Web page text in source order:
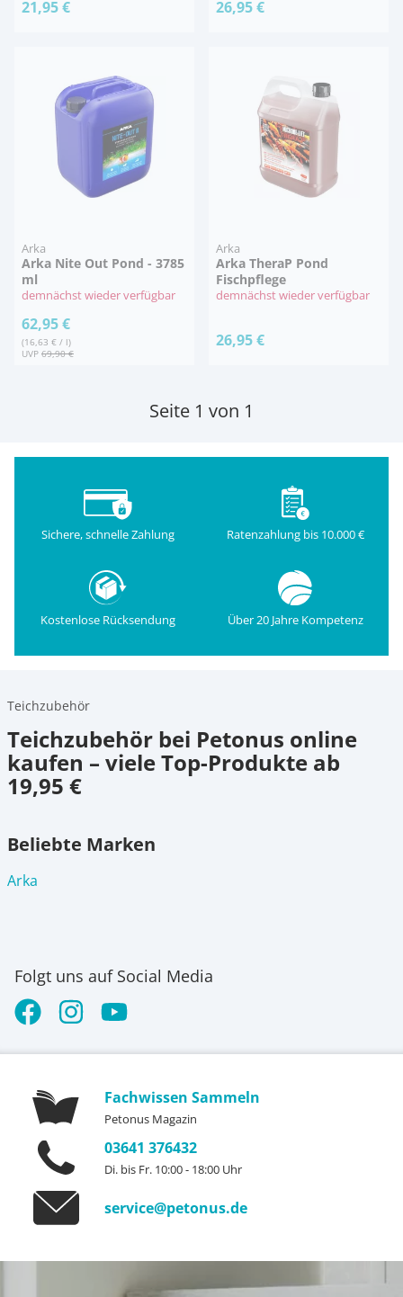
21,95 € 26,95 €
Arka
Arka Nite Out Pond - 3785
ml
demnächst wieder verfügbar
62,95 €
(16,63 € / l)
UVP 69,90 €
Arka
Arka TheraP Pond
Fischpflege
demnächst wieder verfügbar
26,95 €
Seite 1 von 1
Sichere, schnelle Zahlung Ratenzahlung bis 10.000 €
Kostenlose Rücksendung Über 20 Jahre Kompetenz
Teichzubehör
Teichzubehör bei Petonus online
kaufen – viele Top-Produkte ab
19,95 €
Beliebte Marken
Arka
Folgt uns auf Social Media
Fachwissen Sammeln
Petonus Magazin
03641 376432
Di. bis Fr. 10:00 - 18:00 Uhr
service@petonus.de